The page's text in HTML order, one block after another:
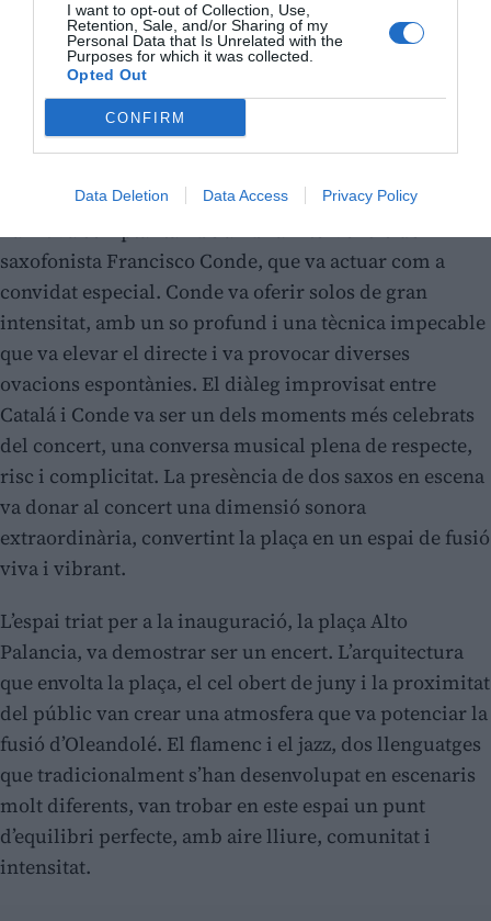
I want to opt-out of Collection, Use,
Retention, Sale, and/or Sharing of my
Personal Data that Is Unrelated with the
Purposes for which it was collected.
Opted Out
CONFIRM
Data Deletion Data Access Privacy Policy
La nit va comptar també amb la intervenció del
saxofonista Francisco Conde, que va actuar com a
convidat especial. Conde va oferir solos de gran
intensitat, amb un so profund i una tècnica impecable
que va elevar el directe i va provocar diverses
ovacions espontànies. El diàleg improvisat entre
Catalá i Conde va ser un dels moments més celebrats
del concert, una conversa musical plena de respecte,
risc i complicitat. La presència de dos saxos en escena
va donar al concert una dimensió sonora
extraordinària, convertint la plaça en un espai de fusió
viva i vibrant.
L’espai triat per a la inauguració, la plaça Alto
Palancia, va demostrar ser un encert. L’arquitectura
que envolta la plaça, el cel obert de juny i la proximitat
del públic van crear una atmosfera que va potenciar la
fusió d’Oleandolé. El flamenc i el jazz, dos llenguatges
que tradicionalment s’han desenvolupat en escenaris
molt diferents, van trobar en este espai un punt
d’equilibri perfecte, amb aire lliure, comunitat i
intensitat.